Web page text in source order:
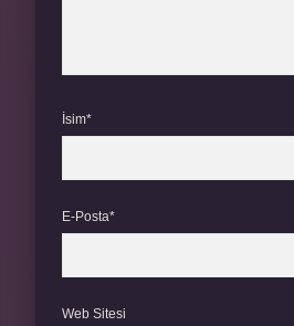
İsim*
E-Posta*
Web Sitesi